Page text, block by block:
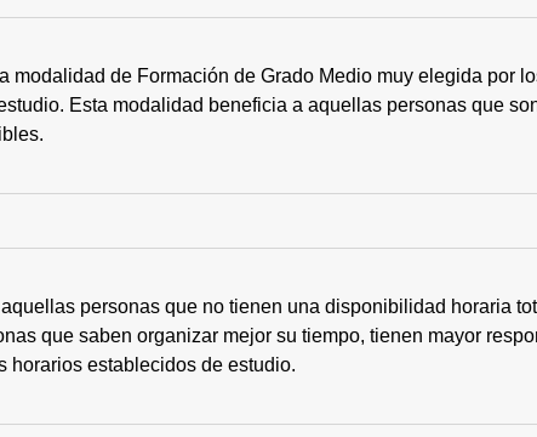
modalidad de Formación de Grado Medio muy elegida por
Esta modalidad beneficia a aquellas personas que
personas que no tienen una disponibilidad horaria
que saben organizar mejor su tiempo, tienen mayor
horarios establecidos de estudio.